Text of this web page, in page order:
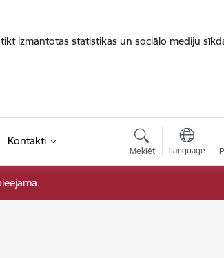
izmantotas statistikas un sociālo mediju
Kontakti
Meklēt Language